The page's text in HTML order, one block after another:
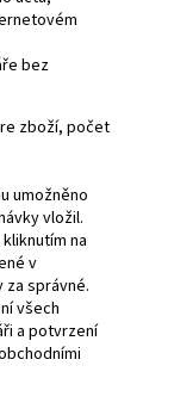
bez
zboží, počet
umožněno
vložil.
na
v
správné.
všech
a potvrzení